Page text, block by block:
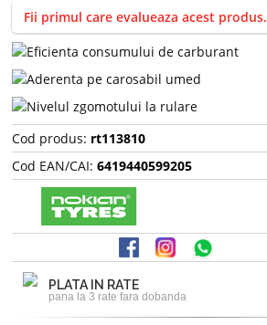
Fii primul care evalueaza acest produs.
Cod produs: rt113810
Cod EAN/CAI: 6419440599205
PLATA IN RATE
pana la 3 rate fara dobanda